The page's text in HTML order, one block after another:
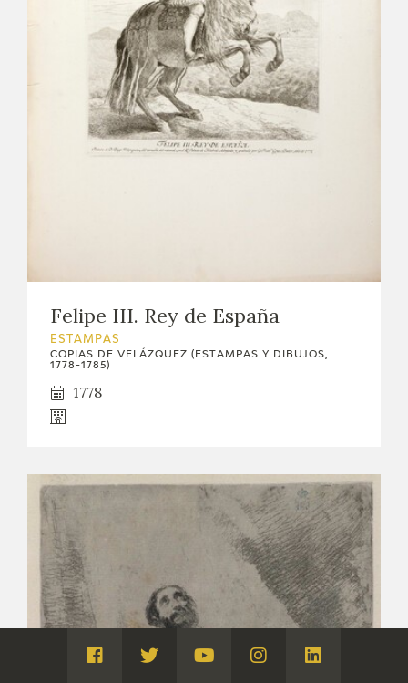
Felipe III. Rey de España
ESTAMPAS
COPIAS DE VELÁZQUEZ (ESTAMPAS Y DIBUJOS,
1778-1785)
1778
Visita
Visita
Visita
Visita
Visita